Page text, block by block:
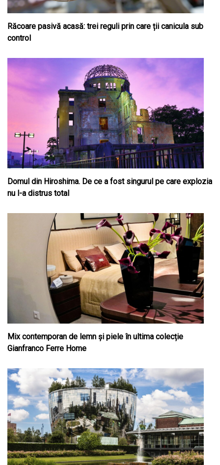
Răcoare pasivă acasă: trei reguli prin care ții canicula sub
control
Domul din Hiroshima. De ce a fost singurul pe care explozia
nu l-a distrus total
Mix contemporan de lemn şi piele în ultima colecție
Gianfranco Ferre Home